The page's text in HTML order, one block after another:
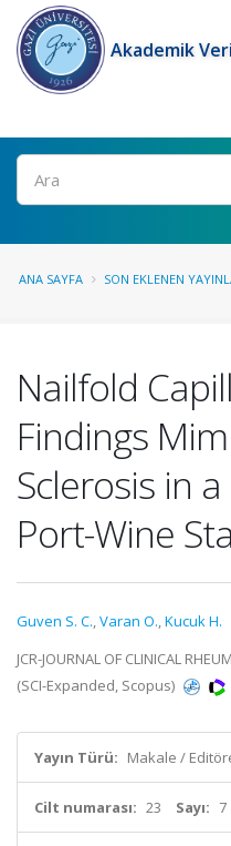
Akademik
Ara
ANA SAYFA SON EKLENEN
Nailfold
Findings
Sclerosis in
Port-Wine
Guven S. C.,Varan O.,Kucuk H.
JCR-JOURNAL OF CLINICAL
(SCI-Expanded, Scopus)
Yayın Türü: Makale /
Cilt numarası: 23 Sayı: 7